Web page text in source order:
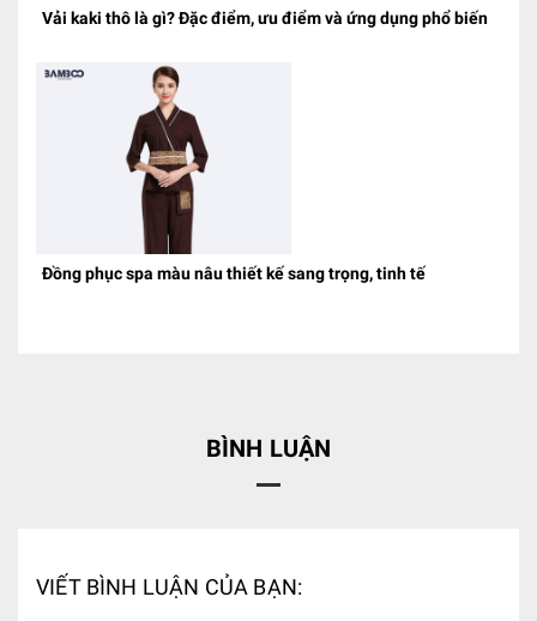
Vải kaki thô là gì? Đặc điểm, ưu điểm và ứng dụng phổ biến
Đồng phục spa màu nâu thiết kế sang trọng, tinh tế
BÌNH LUẬN
VIẾT BÌNH LUẬN CỦA BẠN: